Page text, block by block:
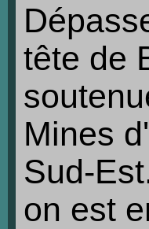
tête de
Mines
Sud-
on est